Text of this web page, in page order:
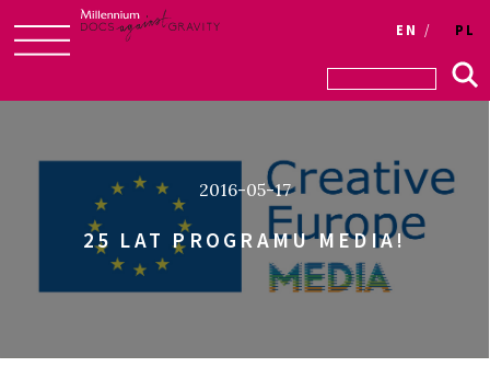
to
Login
EN PL
2016-05-17
25 LAT PROGRAMU MEDIA!